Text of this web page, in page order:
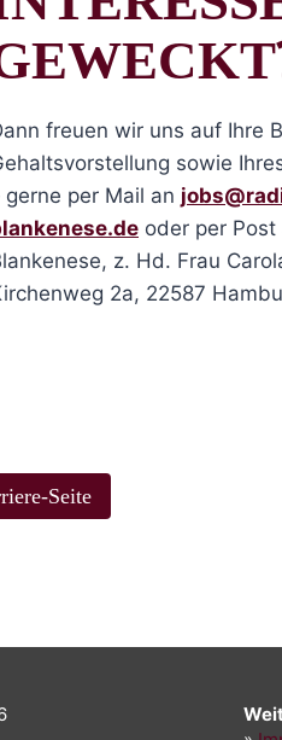
freuen wir uns auf Ihre
sowie
gerne per Mail an
oder per Post
z. Hd. Frau
2a, 22587
Seite